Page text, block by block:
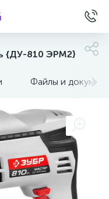
{ДУ-810 ЭРМ2}
Файлы и